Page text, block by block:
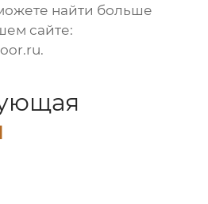
найти больше
сайте:
.